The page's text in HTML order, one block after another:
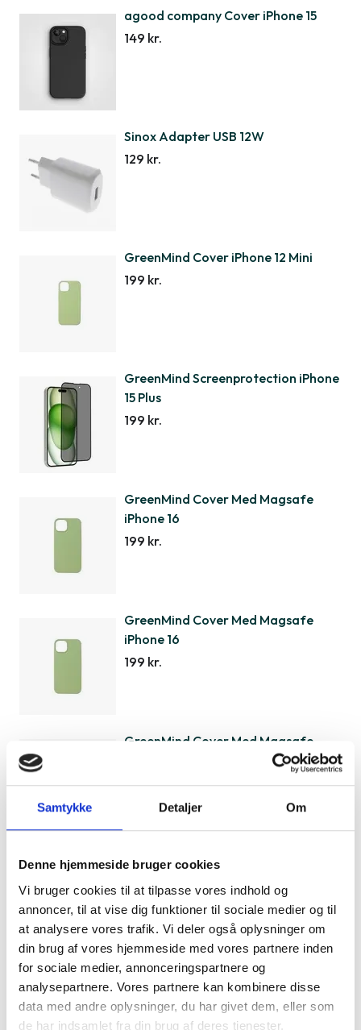
Samtykke Detaljer Om
Denne hjemmeside bruger cookies
Vi bruger cookies til at tilpasse vores indhold og
annoncer, til at vise dig funktioner til sociale medier og til
at analysere vores trafik. Vi deler også oplysninger om
din brug af vores hjemmeside med vores partnere inden
for sociale medier, annonceringspartnere og
analysepartnere. Vores partnere kan kombinere disse
data med andre oplysninger, du har givet dem, eller som
de har indsamlet fra din brug af deres tjenester.
agood company Cover iPhone 15
149 kr.
Sinox Adapter USB 12W
129 kr.
GreenMind Cover iPhone 12 Mini
199 kr.
GreenMind Screenprotection iPhone
15 Plus
199 kr.
GreenMind Cover Med Magsafe
iPhone 16
199 kr.
GreenMind Cover Med Magsafe
iPhone 16
199 kr.
GreenMind Cover Med Magsafe
199 kr.
GreenMind Cover iPhone X/XS
129 kr.
GreenMind Cover iPhone 11 Pro
129 kr.